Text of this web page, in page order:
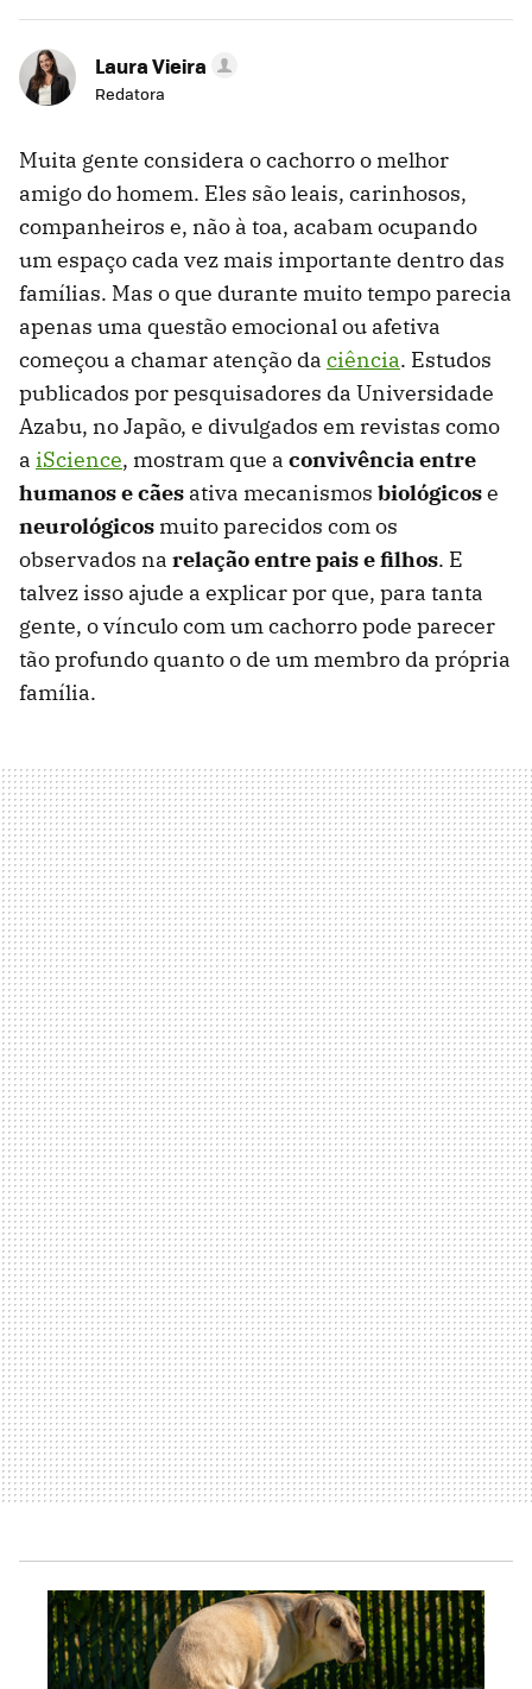
Laura Vieira
Redatora
Muita gente considera o cachorro o melhor
amigo do homem. Eles são leais, carinhosos,
companheiros e, não à toa, acabam ocupando
um espaço cada vez mais importante dentro das
famílias. Mas o que durante muito tempo parecia
apenas uma questão emocional ou afetiva
começou a chamar atenção da ciência. Estudos
publicados por pesquisadores da Universidade
Azabu, no Japão, e divulgados em revistas como
a iScience, mostram que a convivência entre
humanos e cães ativa mecanismos biológicose
neurológicos muito parecidos com os
observados na relação entre pais e filhos. E
talvez isso ajude a explicar por que, para tanta
gente, o vínculo com um cachorro pode parecer
tão profundo quanto o de um membro da própria
família.